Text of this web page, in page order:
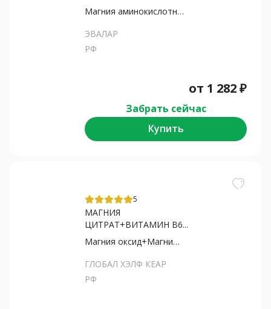
Магния аминокислотный хелат
ЭВАЛАР
РФ
от 1 282₽
Забрать сейчас
Купить
5
МАГНИЯ
ЦИТРАТ+ВИТАМИН В6...
Магния оксид+Магния цитрат
ГЛОБАЛ ХЭЛФ КЕАР
РФ